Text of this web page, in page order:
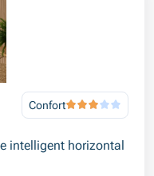
Confort
intelligent horizontal